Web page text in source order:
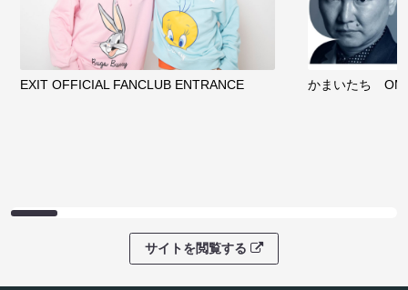
EXIT OFFICIAL FANCLUB ENTRANCE かまいたち
サイトを閲覧する